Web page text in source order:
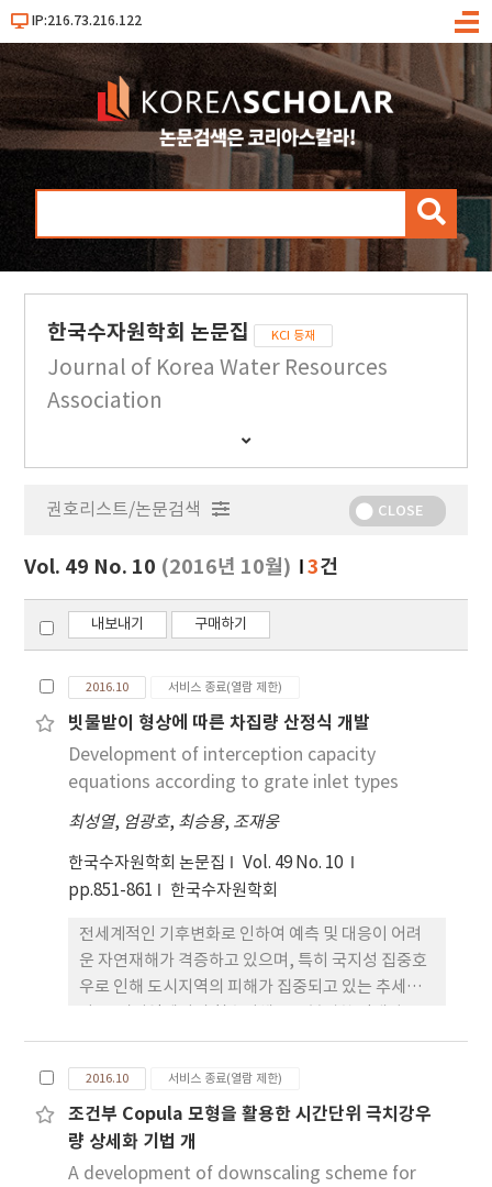
IP:216.73.216.122
메
검
한국수자원학회 논문집 KCI 등재
Journal of Korea Water Resources
Association
간
행
보
기
권호리스트/논문검색 CLOSE
Vol. 49 No. 10 (2016년 10월) 3건
내보내기 구매하기
2016.10 서비스 종료(열람 제한)
빗물받이 형상에 따른 차집량 산정식 개발
Development of interception capacity
equations according to grate inlet types
최성열, 엄광호, 최승용, 조재웅
한국수자원학회 논문집
Vol. 49 No. 10
pp.851-861
한국수자원학회
전세계적인 기후변화로 인하여 예측 및 대응이 어려
운 자연재해가 격증하고 있으며, 특히 국지성 집중호
우로 인해 도시지역의 피해가 집중되고 있는 추세이
인한 불투수면의 증가로 인한 지표 우수가 관로로 원
활히 집수되지 못하여 침수피 해가 가중되고 있는 실
정이다. 이러한 불투수면 증가에 동반된 우수배수 문
제를 해결하기 위해서는 빗물받이 차집특성의 규명이
무엇보다 시급하 다. 그러나 우리나리의 경우 빗물받
이 형상, 규격, 설치간격 등과 같은 기술기준이 도로
2016.10 서비스 종료(열람 제한)
조건부 Copula 모형을 활용한 시간단위 극치강우
량 상세화 기법 개
A development of downscaling scheme for